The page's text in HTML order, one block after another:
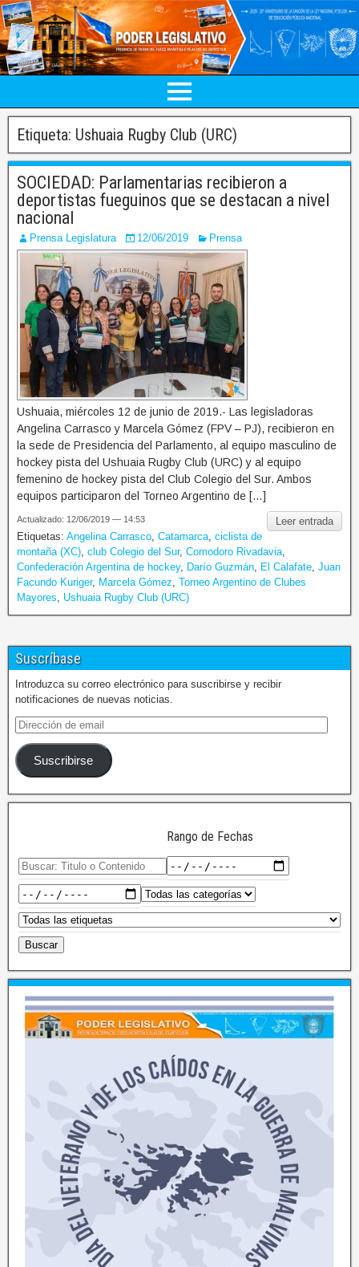
Etiqueta: Ushuaia Rugby Club (URC)
SOCIEDAD: Parlamentarias recibieron a
deportistas fueguinos que se destacan a nivel
nacional
Prensa Legislatura 12/06/2019 Prensa
Ushuaia, miércoles 12 de junio de 2019.- Las legisladoras
Angelina Carrasco y Marcela Gómez (FPV – PJ), recibieron en
la sede de Presidencia del Parlamento, al equipo masculino de
hockey pista del Ushuaia Rugby Club (URC) y al equipo
femenino de hockey pista del Club Colegio del Sur. Ambos
equipos participaron del Torneo Argentino de […]
Leer entrada
Actualizado: 12/06/2019 — 14:53
Etiquetas: Angelina Carrasco Catamarca ciclista de
montaña (XC) club Colegio del Sur, Comodoro Rivadavia
Confederación Argentina de hockey, Darío Guzmán El Calafate Juan
Facundo Kuriger, Marcela Gómez Torneo Argentino de Clubes
Mayores
Ushuaia Rugby Club (URC)
Suscríbase
Introduzca su correo electrónico para suscribirse y recibir
notificaciones de nuevas noticias.
Suscribirse
Rango de Fechas